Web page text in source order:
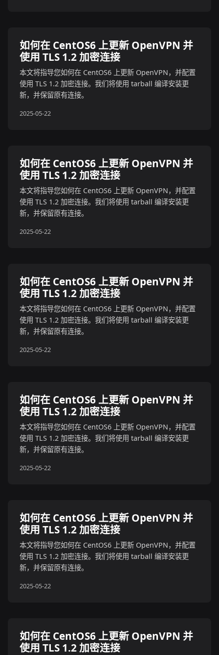
如何在 CentOS6 上更新 OpenVPN 并
使用 TLS 1.2 加密连接
本文将指导您如何在 CentOS6 上更新 OpenVPN，并配置
使用 TLS 1.2 加密连接。我们将使用 tarball 编译安装更
新，并保留原有连接。
2025-05-22
如何在 CentOS6 上更新 OpenVPN 并
使用 TLS 1.2 加密连接
本文将指导您如何在 CentOS6 上更新 OpenVPN，并配置
使用 TLS 1.2 加密连接。我们将使用 tarball 编译安装更
新，并保留原有连接。
2025-05-22
如何在 CentOS6 上更新 OpenVPN 并
使用 TLS 1.2 加密连接
本文将指导您如何在 CentOS6 上更新 OpenVPN，并配置
使用 TLS 1.2 加密连接。我们将使用 tarball 编译安装更
新，并保留原有连接。
2025-05-22
如何在 CentOS6 上更新 OpenVPN 并
使用 TLS 1.2 加密连接
本文将指导您如何在 CentOS6 上更新 OpenVPN，并配置
使用 TLS 1.2 加密连接。我们将使用 tarball 编译安装更
新，并保留原有连接。
2025-05-22
如何在 CentOS6 上更新 OpenVPN 并
使用 TLS 1.2 加密连接
本文将指导您如何在 CentOS6 上更新 OpenVPN，并配置
使用 TLS 1.2 加密连接。我们将使用 tarball 编译安装更
新，并保留原有连接。
2025-05-22
如何在 CentOS6 上更新 OpenVPN 并
使用 TLS 1.2 加密连接